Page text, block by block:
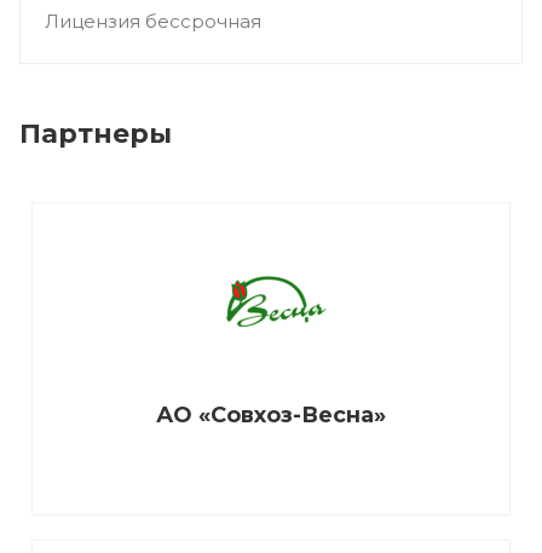
Лицензия бессрочная
Партнеры
АО «Совхоз-Весна»